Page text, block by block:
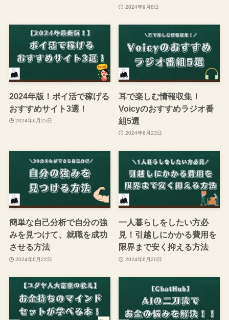
2024年9月8日
2024年版！ポイ活で稼げる
おすすめサイト3選！
2024年6月25日
耳で楽しむ情報収集！
Voicyのおすすめラジオ番
組5選
2024年6月23日
簡単な自己分析で自分の強
みを見つけて、就職を成功
させる方法
2024年6月22日
一人暮らしをしたい方必
見！引越しにかかる費用を
限界まで安く抑える方法
2024年6月20日